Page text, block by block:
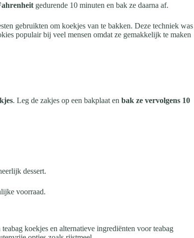
gedurende 10 minuten en bak ze daarna af.
gebruikten om koekjes van te bakken. Deze techniek was
populair bij veel mensen omdat ze gemakkelijk te maken
. Leg de zakjes op een bakplaat en bak ze vervolgens 10
dessert.
voorraad.
koekjes en alternatieve ingrediënten voor teabag